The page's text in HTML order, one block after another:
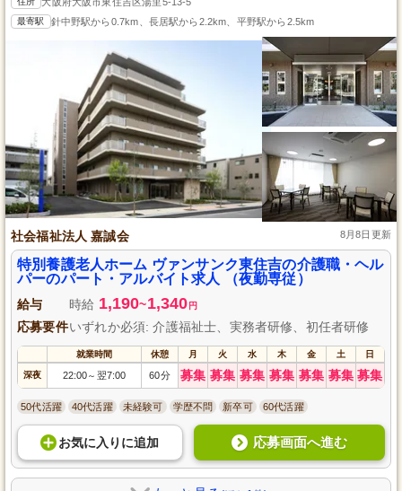
最寄駅 針中野駅から0.7km、長居駅から2.2km、平野駅から2.5km
社会福祉法人 嘉誠会 8月8日更新
特別養護老人ホーム ヴァンサンク東住吉の介護職・ヘル
パーのパート・アルバイト求人 （夜勤専従）
給与 時給 1,190~1,340 円
応募要件いずれか必須: 介護福祉士、実務者研修、初任者研修
就業時間 休憩 月 火 水 木 金 土 日
深夜 22:00～ 翌7:00 60分 募集 募集 募集 募集 募集 募集 募集
50代活躍 40代活躍 未経験可 学歴不問 新卒可 60代活躍
お気に入り に追加 応募画面へ進む